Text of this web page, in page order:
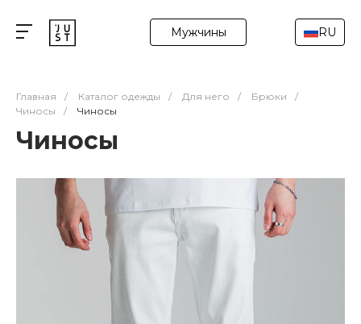
Мужчины RU
Главная / Каталог одежды / Для него / Брюки
/
Чиносы
/ Чиносы
Чиносы